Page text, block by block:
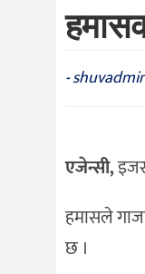
जीवनशैली
संस्कृति
-
एजेन्सी,
हमासले
छ ।